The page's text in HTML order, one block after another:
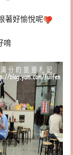
著好愉悅呢
唷